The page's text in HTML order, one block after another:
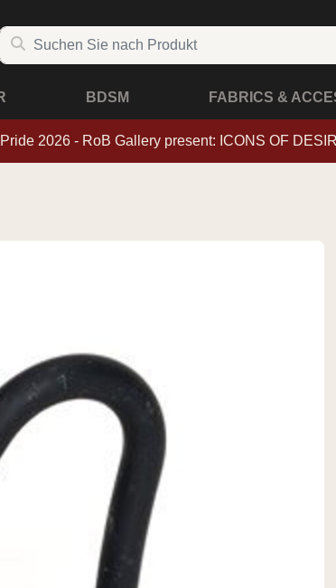
BDSM FABRICS &
2026 - RoB Gallery present: ICONS OF